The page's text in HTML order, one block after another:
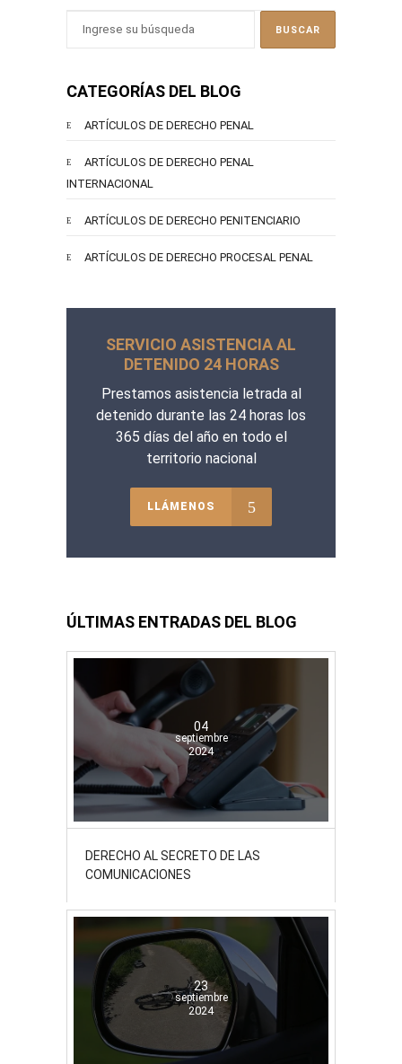
CATEGORÍAS DEL BLOG
ARTÍCULOS DE DERECHO PENAL
ARTÍCULOS DE DERECHO PENAL
INTERNACIONAL
ARTÍCULOS DE DERECHO PENITENCIARIO
ARTÍCULOS DE DERECHO PROCESAL PENAL
SERVICIO ASISTENCIA AL
DETENIDO 24 HORAS
Prestamos asistencia letrada al
detenido durante las 24 horas los
365 días del año en todo el
territorio nacional
LLÁMENOS
ÚLTIMAS ENTRADAS DEL BLOG
04
septiembre
2024
DERECHO AL SECRETO DE LAS
COMUNICACIONES
23
septiembre
2024